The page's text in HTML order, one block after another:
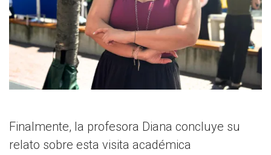
Finalmente, la profesora Diana concluye su
relato sobre esta visita académica